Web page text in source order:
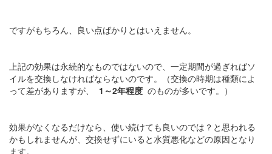
ですがもちろん、良い点ばかりとはいえません。
上記の効果は永続的なものではないので、一定期間が過ぎればソ
イルを交換しなければならないのです。（交換の時期は種類によ
って差がありますが、 1～2年程度 のものが多いです。）
効果がなくなるだけなら、使い続けても良いのでは？と思われる
かもしれませんが、交換せずにいると水質悪化などの原因となり
ます。